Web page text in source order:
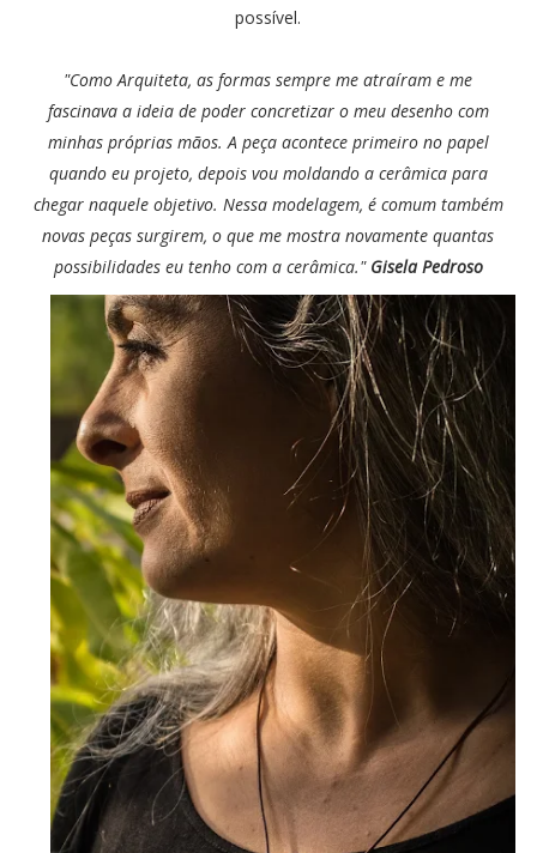
possível.
"Como Arquiteta, as formas sempre me atraíram e me
fascinava a ideia de poder concretizar o meu desenho com
minhas próprias mãos. A peça acontece primeiro no papel
quando eu projeto, depois vou moldando a cerâmica para
chegar naquele objetivo. Nessa modelagem, é comum também
novas peças surgirem, o que me mostra novamente quantas
possibilidades eu tenho com a cerâmica." Gisela Pedroso